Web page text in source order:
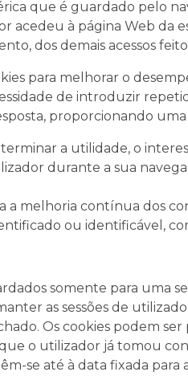
que é guardado pelo
à página Web da
dos demais acessos
para melhorar o
de introduzir
proporcionando
a utilidade, o
durante a sua
a melhoria contínua dos
ou identificável,
somente para uma
as sessões de
Os cookies podem
que o utilizador já tomou
se até à data fixada